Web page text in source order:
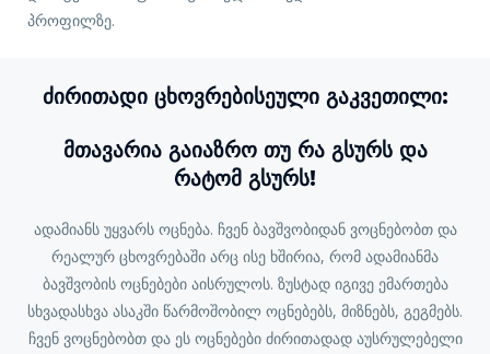
პროფილზე.
Ძირითადი Ცხოვრებისეული Გაკვეთილი:
Მთავარია Გაიაზრო Თუ Რა Გსურს Და
Რატომ Გსურს!
ადამიანს უყვარს ოცნება. ჩვენ ბავშვობიდან ვოცნებობთ და
რეალურ ცხოვრებაში არც ისე ხშირია, რომ ადამიანმა
ბავშვობის ოცნებები აისრულოს. ზუსტად იგივე ემართება
სხვადასხვა ასაკში წარმოშობილ ოცნებებს, მიზნებს, გეგმებს.
ჩვენ ვოცნებობთ და ეს ოცნებები ძირითადად აუსრულებელი